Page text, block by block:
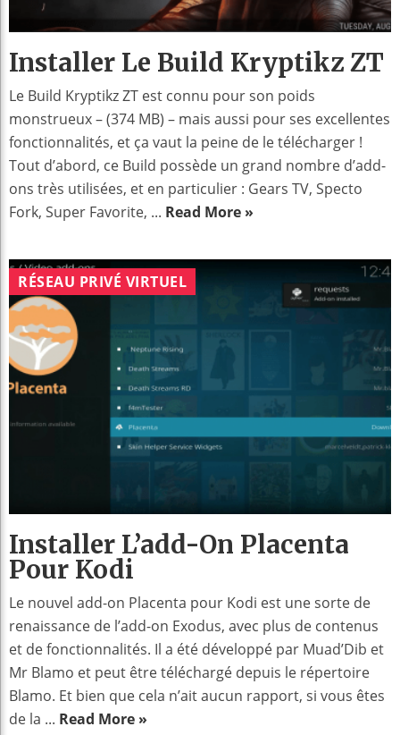
Installer Le Build Kryptikz ZT
Le Build Kryptikz ZT est connu pour son poids
monstrueux – (374 MB) – mais aussi pour ses excellentes
fonctionnalités, et ça vaut la peine de le télécharger !
Tout d’abord, ce Build possède un grand nombre d’add-
ons très utilisées, et en particulier : Gears TV, Specto
Fork, Super Favorite, ... Read More »
RÉSEAU PRIVÉ VIRTUEL
Installer L’add-On Placenta
Pour Kodi
Le nouvel add-on Placenta pour Kodi est une sorte de
renaissance de l’add-on Exodus, avec plus de contenus
et de fonctionnalités. Il a été développé par Muad’Dib et
Mr Blamo et peut être téléchargé depuis le répertoire
Blamo. Et bien que cela n’ait aucun rapport, si vous êtes
de la ... Read More »